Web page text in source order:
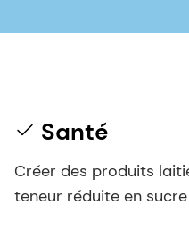
Santé
Créer des produits
teneur réduite en